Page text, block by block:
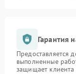
Гарантия
Предоставляется
выполненные
защищает клиента